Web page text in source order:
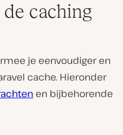
caching
je eenvoudiger en
cache. Hieronder
en bijbehorende